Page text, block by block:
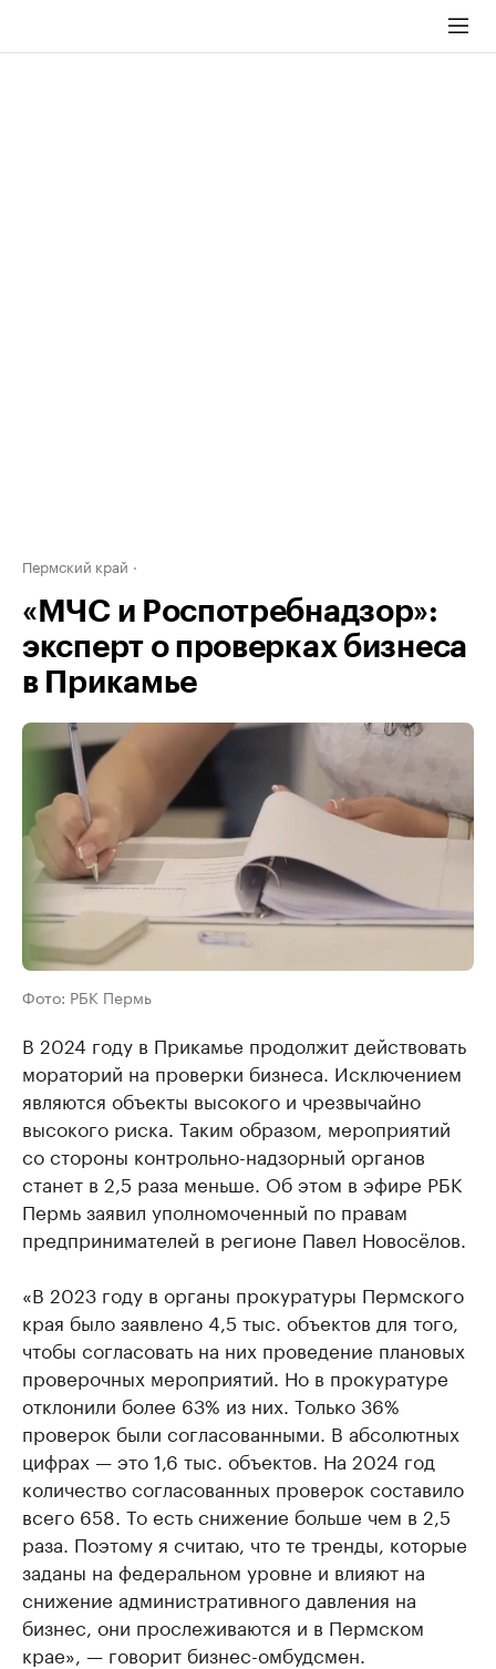
Пермский край
«МЧС и Роспотребнадзор»:
эксперт о проверках бизнеса
в Прикамье
Фото: РБК Пермь
В 2024 году в Прикамье продолжит действовать
мораторий на проверки бизнеса. Исключением
являются объекты высокого и чрезвычайно
высокого риска. Таким образом, мероприятий
со стороны контрольно-надзорный органов
станет в 2,5 раза меньше. Об этом в эфире РБК
Пермь заявил уполномоченный по правам
предпринимателей в регионе Павел Новосёлов.
«В 2023 году в органы прокуратуры Пермского
края было заявлено 4,5 тыс. объектов для того,
чтобы согласовать на них проведение плановых
проверочных мероприятий. Но в прокуратуре
отклонили более 63% из них. Только 36%
проверок были согласованными. В абсолютных
цифрах — это 1,6 тыс. объектов. На 2024 год
количество согласованных проверок составило
всего 658. То есть снижение больше чем в 2,5
раза. Поэтому я считаю, что те тренды, которые
заданы на федеральном уровне и влияют на
снижение административного давления на
бизнес, они прослеживаются и в Пермском
крае», — говорит бизнес-омбудсмен.